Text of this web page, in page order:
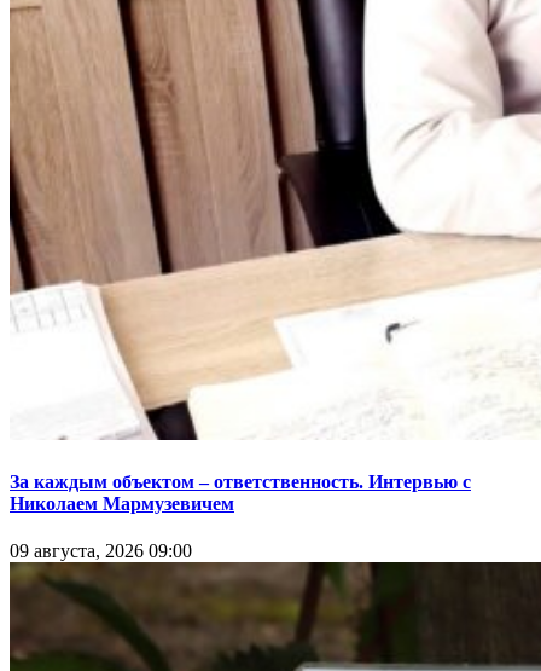
За каждым объектом – ответственность. Интервью с
Николаем Мармузевичем
09 августа, 2026 09:00